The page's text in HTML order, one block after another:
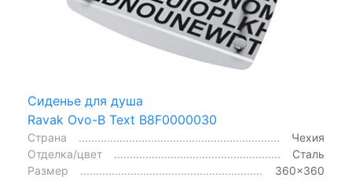
Сиденье для душа
Ravak Ovo-B Text B8F0000030
Страна
Чехия
Отделка/цвет
Сталь
Размер
360x360